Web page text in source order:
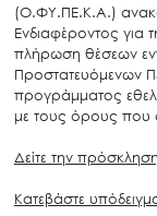
(Ο.ΦΥ.ΠΕ.Κ.Α.)
Ενδιαφέροντος
πλήρωση θέσεων
Προστατευόμενων
προγράμματος
με τους όρους που
Δείτε την
Κατεβάστε